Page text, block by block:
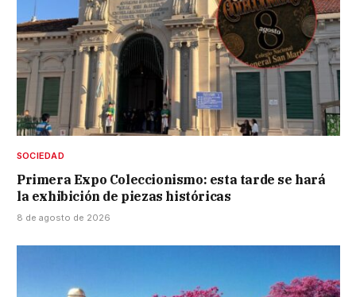
SOCIEDAD
Primera Expo Coleccionismo: esta tarde se hará
la exhibición de piezas históricas
8 de agosto de 2026